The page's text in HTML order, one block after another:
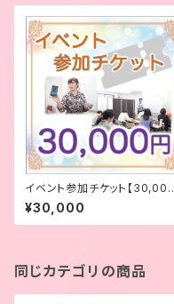
イベント参加チケット【30,000
円】
¥30,000
同じカテゴリの商品